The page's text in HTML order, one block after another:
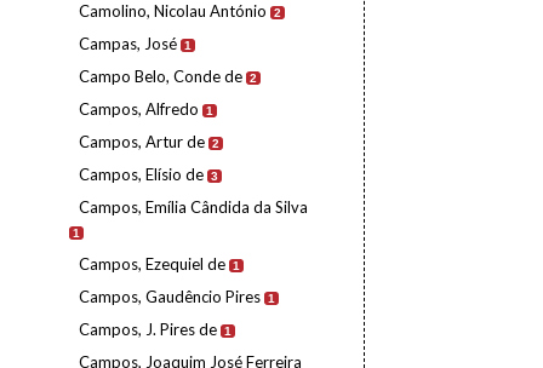
Camolino, Nicolau António 2
Campas, José 1
Campo Belo, Conde de 2
Campos, Alfredo 1
Campos, Artur de 2
Campos, Elísio de 3
Campos, Emília Cândida da Silva
1
Campos, Ezequiel de 1
Campos, Gaudêncio Pires 1
Campos, J. Pires de 1
Campos, Joaquim José Ferreira